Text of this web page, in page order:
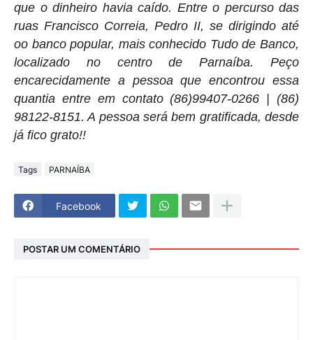
que o dinheiro havia caído. Entre o percurso das
ruas Francisco Correia, Pedro II, se dirigindo até
oo banco popular, mais conhecido Tudo de Banco,
localizado no centro de Parnaíba. Peço
encarecidamente a pessoa que encontrou essa
quantia entre em contato (86)99407-0266 | (86)
98122-8151. A pessoa será bem gratificada, desde
já fico grato!!
Tags PARNAÍBA
Facebook
POSTAR UM COMENTÁRIO